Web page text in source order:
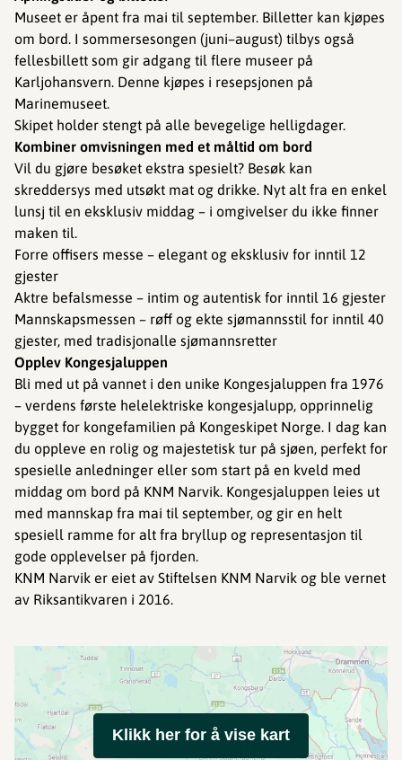
Museet er åpent fra mai til september. Billetter kan kjøpes
om bord. I sommersesongen (juni–august) tilbys også
fellesbillett som gir adgang til flere museer på
Karljohansvern. Denne kjøpes i resepsjonen på
Marinemuseet.
Skipet holder stengt på alle bevegelige helligdager.
Kombiner omvisningen med et måltid om bord
Vil du gjøre besøket ekstra spesielt? Besøk kan
skreddersys med utsøkt mat og drikke. Nyt alt fra en enkel
lunsj til en eksklusiv middag – i omgivelser du ikke finner
maken til.
Forre offisers messe – elegant og eksklusiv for inntil 12
gjester
Aktre befalsmesse – intim og autentisk for inntil 16 gjester
Mannskapsmessen – røff og ekte sjømannsstil for inntil 40
gjester, med tradisjonalle sjømannsretter
Opplev Kongesjaluppen
Bli med ut på vannet i den unike Kongesjaluppen fra 1976
– verdens første helelektriske kongesjalupp, opprinnelig
bygget for kongefamilien på Kongeskipet Norge. I dag kan
du oppleve en rolig og majestetisk tur på sjøen, perfekt for
spesielle anledninger eller som start på en kveld med
middag om bord på KNM Narvik. Kongesjaluppen leies ut
med mannskap fra mai til september, og gir en helt
spesiell ramme for alt fra bryllup og representasjon til
gode opplevelser på fjorden.
KNM Narvik er eiet av Stiftelsen KNM Narvik og ble vernet
av Riksantikvaren i 2016.
Klikk her for å vise kart